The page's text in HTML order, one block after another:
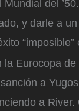
del
y darle a
Eurocopa
a
a River.